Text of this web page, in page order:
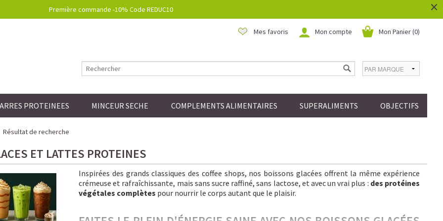
Première commande -10% Code REDUC10 ×
Mon Panier (0)
Mon compte
Mes favoris
PROTEINEES MINCEUR SECHE COMPLEMENTS ALIMENTAIRES SUPERALIMENTS OBJECTIFS
Résultat de recherche
ET LATTES PROTEINES
Inspirées des grands classiques des coffee shops, nos boissons glacées offrent la même expérience
crémeuse et rafraîchissante, mais sans sucre raffiné, sans lactose, et avec un vrai plus : des protéines
végétales complètes pour nourrir le corps autant que le plaisir.